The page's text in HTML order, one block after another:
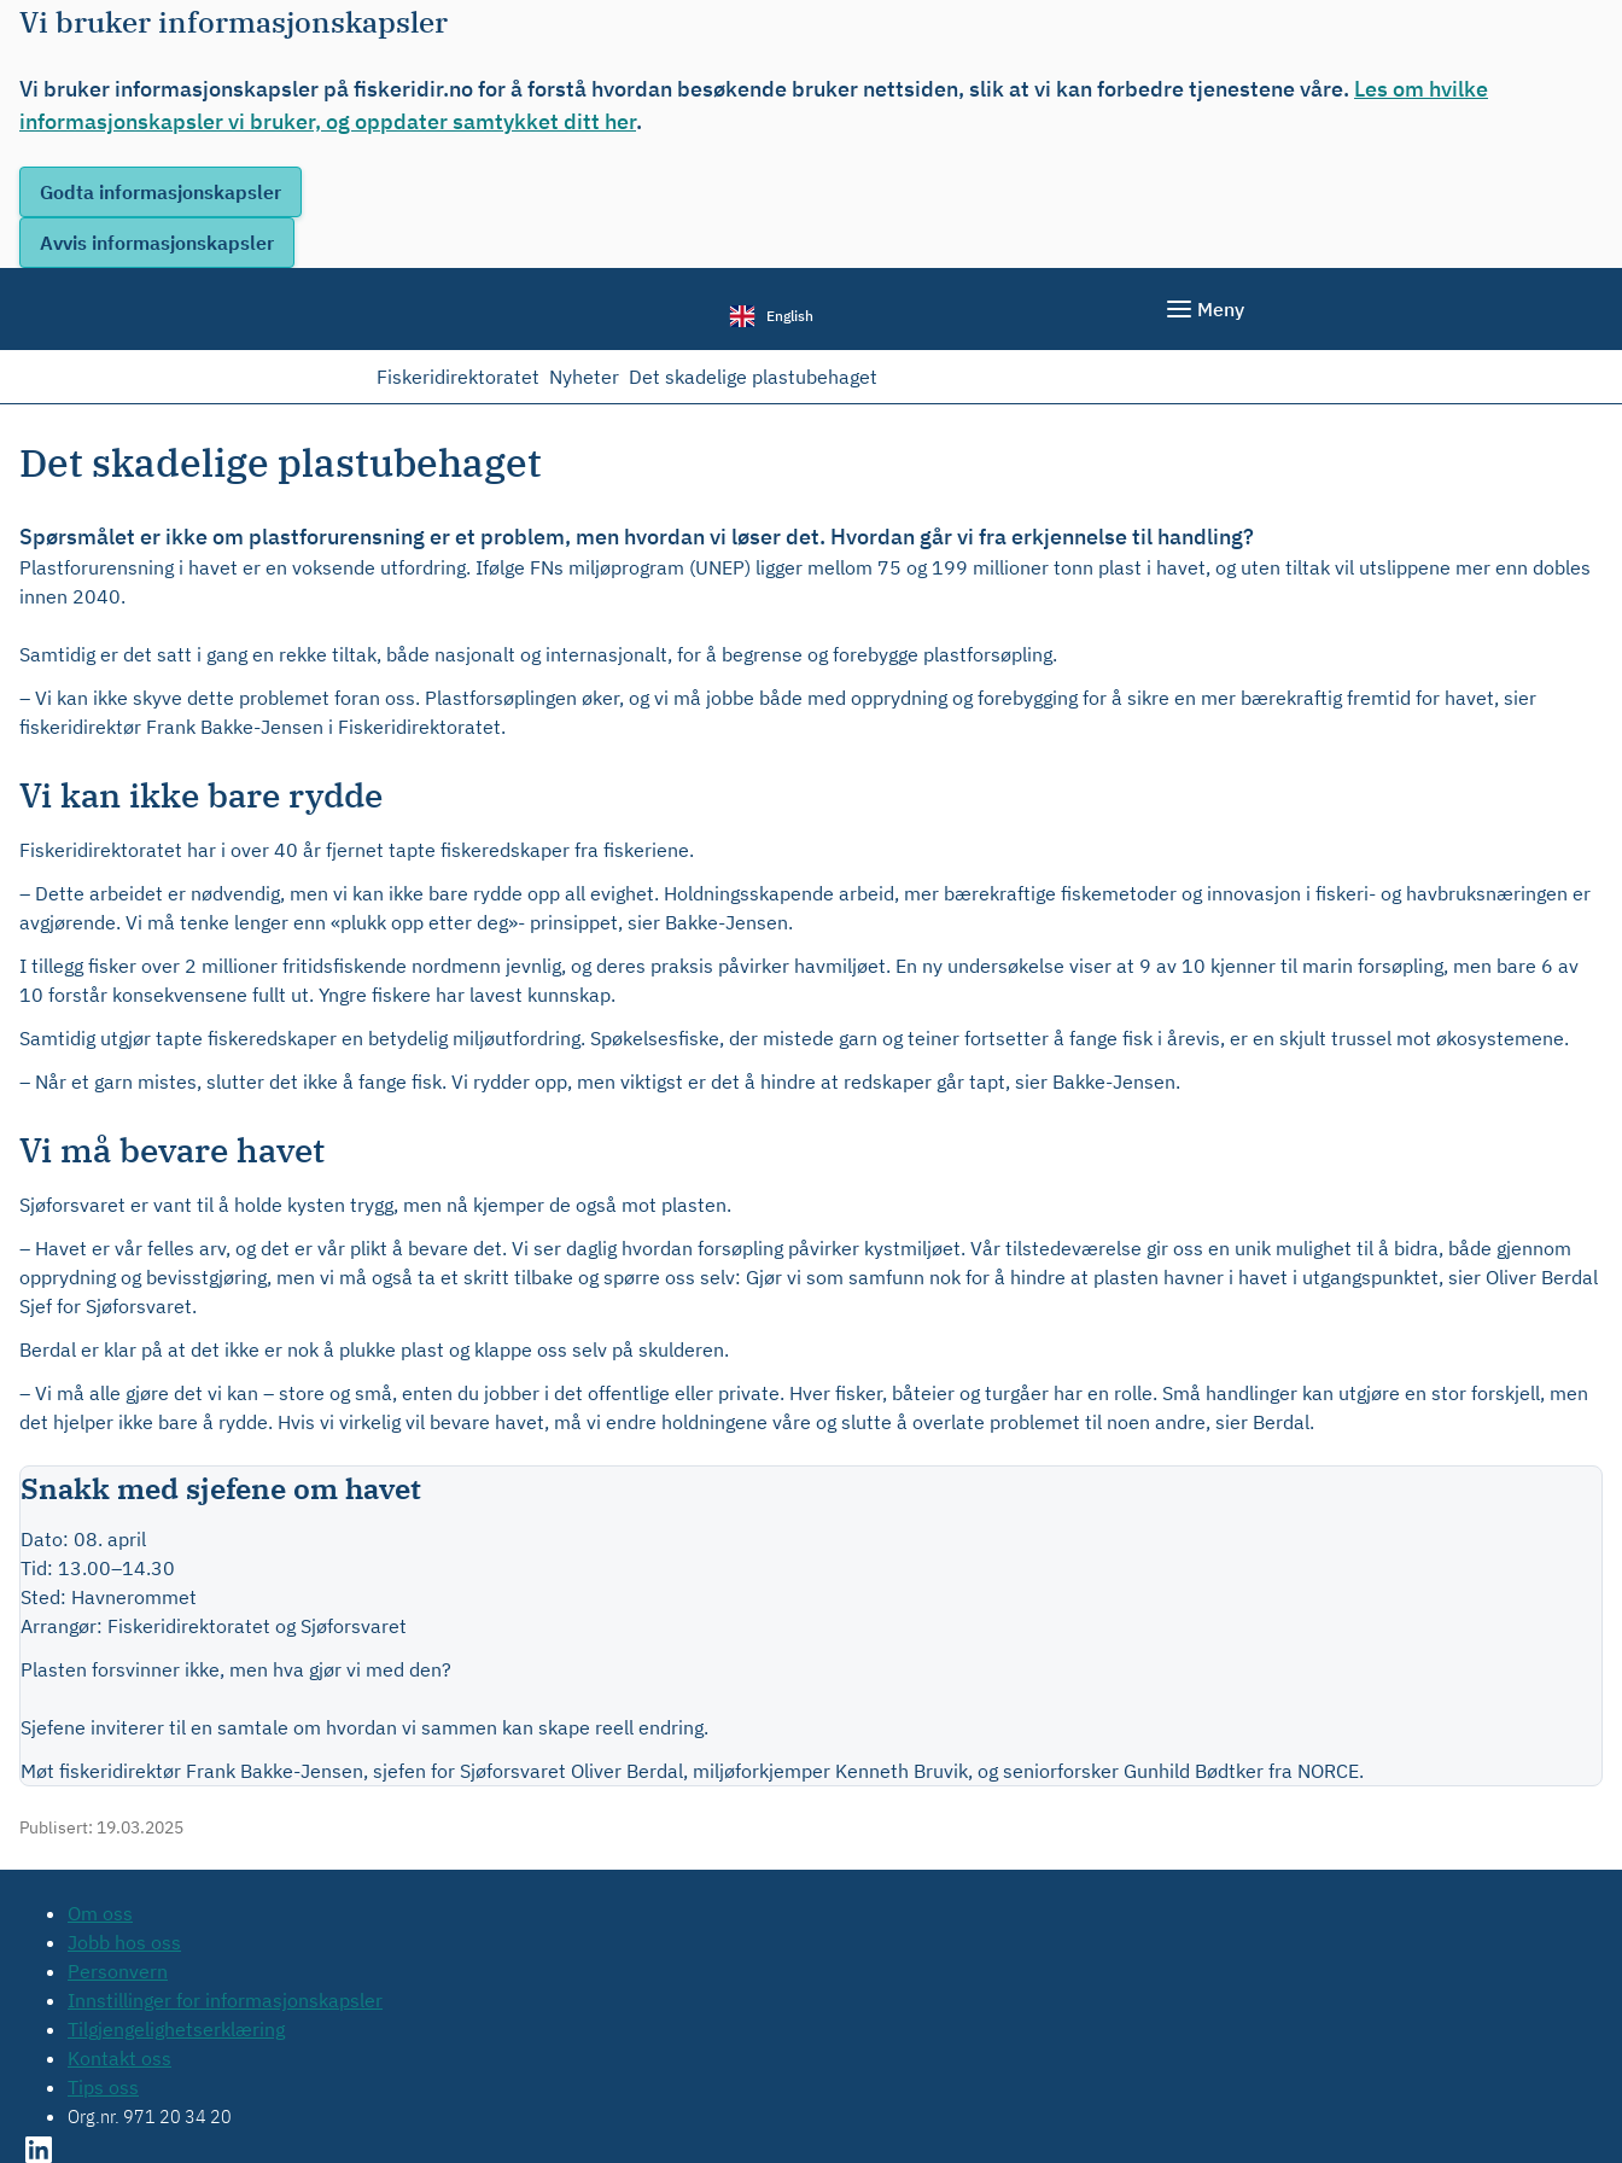
Vi bruker informasjonskapsler
Vi bruker informasjonskapsler på fiskeridir.no for å forstå hvordan besøkende bruker nettsiden, slik at vi kan forbedre tjenestene våre. Les om hvilke
informasjonskapsler vi bruker, og oppdater samtykket ditt her.
English Meny
Fiskeridirektoratet Nyheter Det skadelige plastubehaget
Det skadelige plastubehaget
Spørsmålet er ikke om plastforurensning er et problem, men hvordan vi løser det. Hvordan går vi fra erkjennelse til handling?
Plastforurensning i havet er en voksende utfordring. Ifølge FNs miljøprogram (UNEP) ligger mellom 75 og 199 millioner tonn plast i havet, og uten tiltak vil utslippene mer enn dobles
innen 2040.
Samtidig er det satt i gang en rekke tiltak, både nasjonalt og internasjonalt, for å begrense og forebygge plastforsøpling.
– Vi kan ikke skyve dette problemet foran oss. Plastforsøplingen øker, og vi må jobbe både med opprydning og forebygging for å sikre en mer bærekraftig fremtid for havet, sier
fiskeridirektør Frank Bakke-Jensen i Fiskeridirektoratet.
Vi kan ikke bare rydde
Fiskeridirektoratet har i over 40 år fjernet tapte fiskeredskaper fra fiskeriene.
– Dette arbeidet er nødvendig, men vi kan ikke bare rydde opp all evighet. Holdningsskapende arbeid, mer bærekraftige fiskemetoder og innovasjon i fiskeri- og havbruksnæringen er
avgjørende. Vi må tenke lenger enn «plukk opp etter deg»- prinsippet, sier Bakke-Jensen.
I tillegg fisker over 2 millioner fritidsfiskende nordmenn jevnlig, og deres praksis påvirker havmiljøet. En ny undersøkelse viser at 9 av 10 kjenner til marin forsøpling, men bare 6 av
10 forstår konsekvensene fullt ut. Yngre fiskere har lavest kunnskap.
Samtidig utgjør tapte fiskeredskaper en betydelig miljøutfordring. Spøkelsesfiske, der mistede garn og teiner fortsetter å fange fisk i årevis, er en skjult trussel mot økosystemene.
– Når et garn mistes, slutter det ikke å fange fisk. Vi rydder opp, men viktigst er det å hindre at redskaper går tapt, sier Bakke-Jensen.
Vi må bevare havet
Sjøforsvaret er vant til å holde kysten trygg, men nå kjemper de også mot plasten.
– Havet er vår felles arv, og det er vår plikt å bevare det. Vi ser daglig hvordan forsøpling påvirker kystmiljøet. Vår tilstedeværelse gir oss en unik mulighet til å bidra, både gjennom
opprydning og bevisstgjøring, men vi må også ta et skritt tilbake og spørre oss selv: Gjør vi som samfunn nok for å hindre at plasten havner i havet i utgangspunktet, sier Oliver Berdal
Sjef for Sjøforsvaret.
Berdal er klar på at det ikke er nok å plukke plast og klappe oss selv på skulderen.
– Vi må alle gjøre det vi kan – store og små, enten du jobber i det offentlige eller private. Hver fisker, båteier og turgåer har en rolle. Små handlinger kan utgjøre en stor forskjell, men
det hjelper ikke bare å rydde. Hvis vi virkelig vil bevare havet, må vi endre holdningene våre og slutte å overlate problemet til noen andre, sier Berdal.
Snakk med sjefene om havet
Dato: 08. april
Tid: 13.00–14.30
Sted: Havnerommet
Arrangør: Fiskeridirektoratet og Sjøforsvaret
Plasten forsvinner ikke, men hva gjør vi med den?
Sjefene inviterer til en samtale om hvordan vi sammen kan skape reell endring.
Møt fiskeridirektør Frank Bakke-Jensen, sjefen for Sjøforsvaret Oliver Berdal, miljøforkjemper Kenneth Bruvik, og seniorforsker Gunhild Bødtker fra NORCE.
Publisert: 19.03.2025
Om oss
Jobb hos oss
Personvern
Innstillinger for informasjonskapsler
Tilgjengelighetserklæring
Kontakt oss
Tips oss
Org.nr. 971 20 34 20